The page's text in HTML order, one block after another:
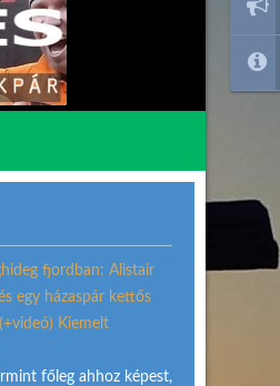
fjordban: Alistair
egy házaspár kettős
Kiemelt
főleg ahhoz képest,